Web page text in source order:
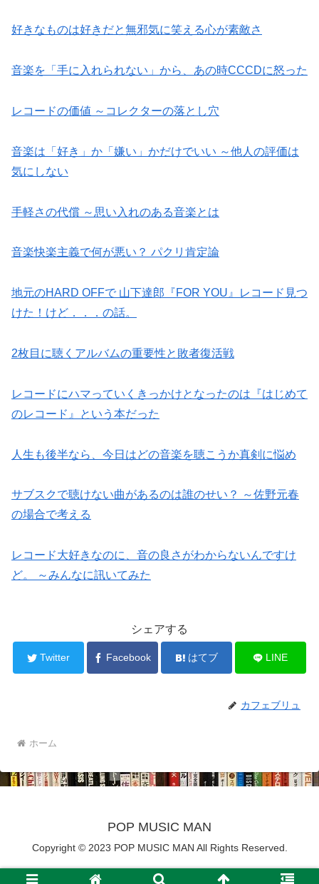
好きなものは好きだと無邪気に笑える心が素敵さ
音楽を「手に入れられない」から、あの時CCCDに怒った
レコードの価値 ～コレクターの落とし穴
音楽は「好き」か「嫌い」かだけでいい ～他人の評価は
気にしない
手軽さの代償 ～思い入れのある音楽とは
音楽快楽主義で何が悪い？ パクリ肯定論
地元のHARD OFFで 山下達郎『FOR YOU』レコード見つ
けた！けど．．．の話。
2枚目に聴くアルバムの重要性と敗者復活戦
レコードにハマっていくきっかけとなったのは『はじめて
のレコード』という本だった
人生も後半なら、今日はどの音楽を聴こうか真剣に悩め
サブスクで聴けない曲があるのは誰のせい？ ～佐野元春
の場合で考える
レコード大好きなのに、音の良さがわからないんですけ
ど。 ～みんなに訊いてみた
シェアする
Twitter Facebook はてブ LINE
カフェブリュ
ホーム
POP MUSIC MAN
Copyright © 2023 POP MUSIC MAN All Rights Reserved.